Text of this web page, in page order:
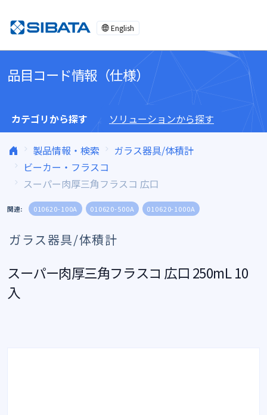
English
品目コード情報（仕様）
カテゴリから探す ソリューションから探す
製品情報・検索
ガラス器具/体積計
ビーカー・フラスコ
スーパー肉厚三角フラスコ 広口
関連: 010620-100A 010620-500A 010620-1000A
ガラス器具/体積計
スーパー肉厚三角フラスコ 広口 250mL 10
入